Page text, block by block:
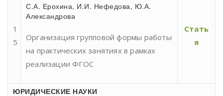
1
5
С.А. Ерохина, И.И. Нефедова, Ю.А.
Александрова
Организация групповой формы работы
на практических занятиях в рамках
реализации ФГОС
Стать
я
ЮРИДИЧЕСКИЕ НАУКИ